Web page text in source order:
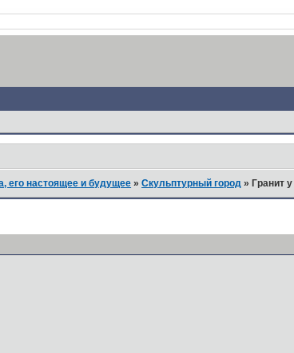
его настоящее и будущее »Скульптурный город »Гранит